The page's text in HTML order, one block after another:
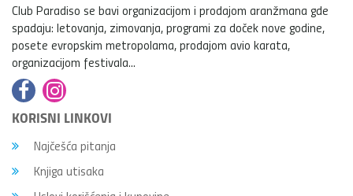
Club Paradiso se bavi organizacijom i prodajom aranžmana gde
spadaju: letovanja, zimovanja, programi za doček nove godine,
posete evropskim metropolama, prodajom avio karata,
organizacijom festivala...
KORISNI LINKOVI
Najčešća pitanja
Knjiga utisaka